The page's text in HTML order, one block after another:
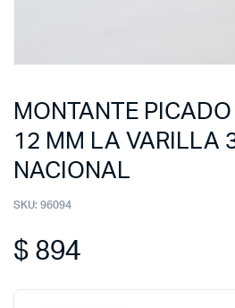
MONTANTE
12 MM LA VARILLA
NACIONAL
SKU: 96094
$894